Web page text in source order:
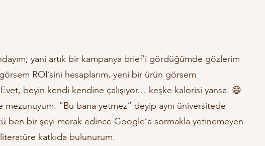
yani artık bir kampanya brief’i gördüğümde gözlerim
ROI’sini hesaplarım, yeni bir ürün görsem
beyin kendi kendine çalışıyor… keşke kalorisi yansa. 😄
“Bu bana yetmez” deyip aynı üniversitede
ben bir şeyi merak edince Google’a sormakla yetinemeyen
katkıda bulunurum.